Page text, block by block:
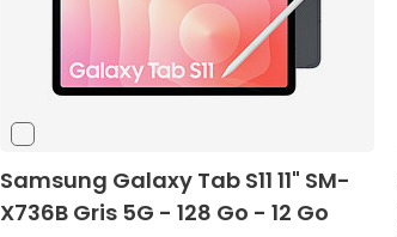
Samsung Galaxy Tab S11 11" SM-
X736B Gris 5G - 128 Go - 12 Go